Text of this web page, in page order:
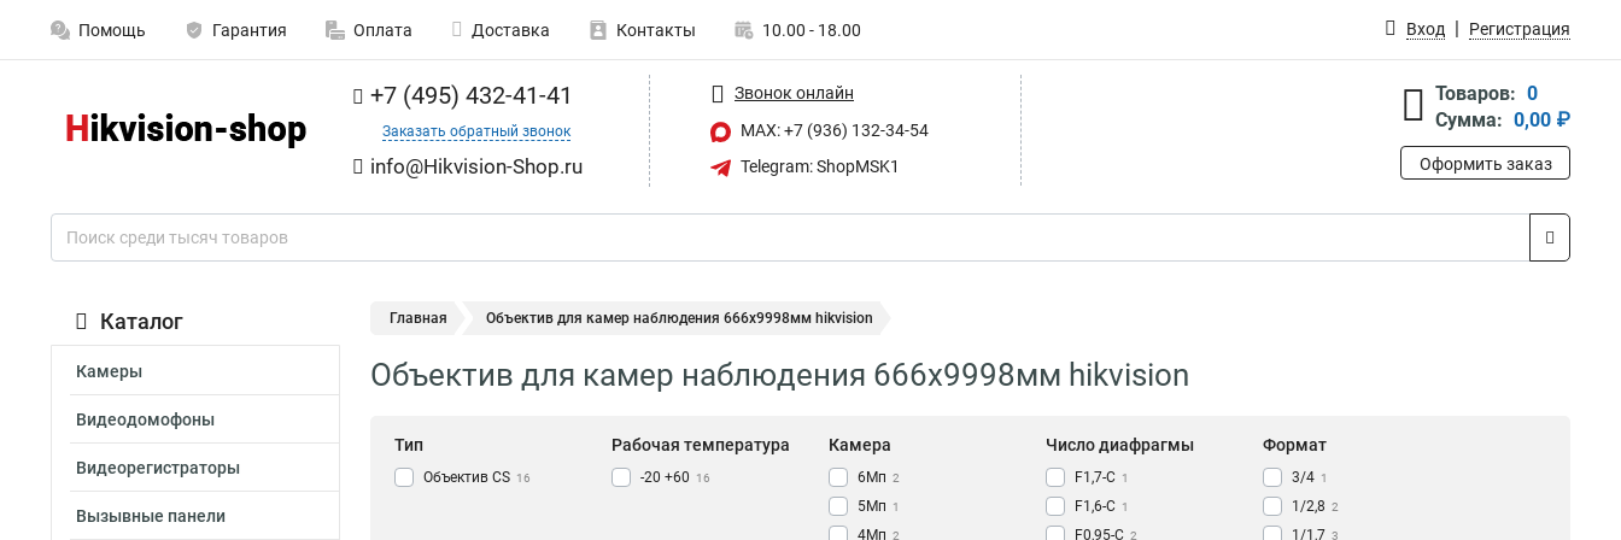
Помощь Гарантия Оплата Доставка Контакты 10.00 - 18.00 Вход Регистрация
+7 (495) 432-41-41
Заказать обратный звонок
info@Hikvision-Shop.ru
Звонок онлайн
MAX: +7 (936) 132-34-54
Telegram: ShopMSK1
Товаров: 0
Сумма: 0,00 ₽
Оформить заказ
Каталог
Камеры
Видеодомофоны
Видеорегистраторы
Вызывные панели
Главная Объектив для камер наблюдения 666х9998мм hikvision
Объектив для камер наблюдения 666х9998мм hikvision
Тип
Объектив CS 16
Рабочая температура
-20 +60 16
Камера
6Мп 2
5Мп 1
4Мп 2
Число диафрагмы
F1,7-С 1
F1,6-С 1
F0,95-С 2
Формат
3/4 1
1/2,8 2
1/1,7 3